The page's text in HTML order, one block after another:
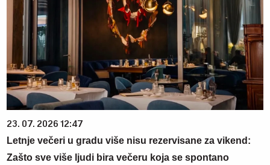
23. 07. 2026 12:47
Letnje večeri u gradu više nisu rezervisane za vikend:
Zašto sve više ljudi bira večeru koja se spontano